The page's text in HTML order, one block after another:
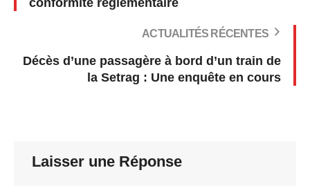
ACTUALITÉS RÉCENTES
Décès d’une passagère à bord d’un train de
la Setrag : Une enquête en cours
Laisser une Réponse